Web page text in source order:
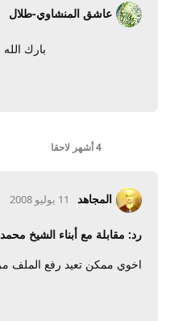
عاشق المنشاوي-طلال
بارك
4 أشهر لاحقا
المجاهد 11 يوليو 2008
رد: مقابلة مع أبناء الشيخ
اخوي ممكن تعيد رفع الملف